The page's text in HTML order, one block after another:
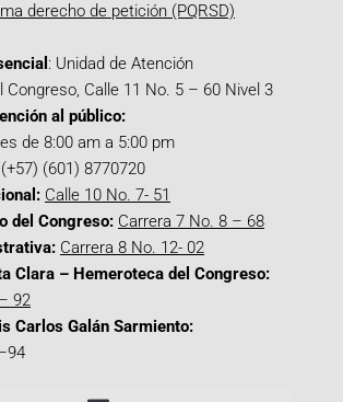
derecho de petición (PQRSD)
: Unidad de Atención
Congreso, Calle 11 No. 5 – 60 Nivel 3
al público:
de 8:00 am a 5:00 pm
(+57) (601) 8770720
Calle 10 No. 7- 51
del Congreso: Carrera 7 No. 8 – 68
Carrera 8 No. 12- 02
Clara – Hemeroteca del Congreso:
92
Carlos Galán Sarmiento: